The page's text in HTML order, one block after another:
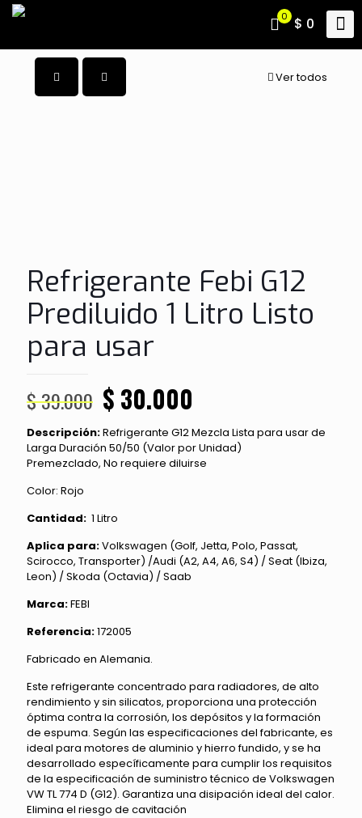
0 $ 0
Ver todos
Refrigerante Febi G12
Prediluido 1 Litro Listo
para usar
$39.000 El
precio
original
era:
$ 30.000
precio
actual
es:
Descripción:Refrigerante G12 Mezcla Lista para usar de
Larga Duración 50/50 (Valor por Unidad)
Premezclado, No requiere diluirse
Color: Rojo
Cantidad: 1 Litro
Aplica para:Volkswagen (Golf, Jetta, Polo, Passat,
Scirocco, Transporter) /Audi (A2, A4, A6, S4) / Seat (Ibiza,
Leon) / Skoda (Octavia) / Saab
Marca:FEBI
Referencia:172005
Fabricado en Alemania.
Este refrigerante concentrado para radiadores, de alto
rendimiento y sin silicatos, proporciona una protección
óptima contra la corrosión, los depósitos y la formación
de espuma. Según las especificaciones del fabricante, es
ideal para motores de aluminio y hierro fundido, y se ha
desarrollado específicamente para cumplir los requisitos
de la especificación de suministro técnico de Volkswagen
VW TL 774 D (G12). Garantiza una disipación ideal del calor.
Elimina el riesgo de cavitación